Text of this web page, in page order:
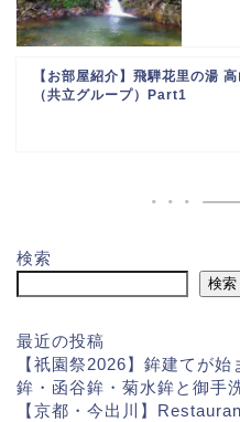
【お部屋紹介】飛騨花里の湯
（共立グループ）Part1
検索
検索
最近の投稿
【祇園祭2026】鉾建てが
鉾・函谷鉾・菊水鉾と御手
【京都・今出川】